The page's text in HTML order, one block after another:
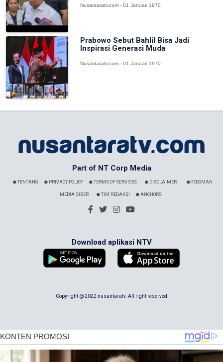
Nusantaratv.com - 01 Januari 1970
Prabowo Sebut Bahlil Bisa Jadi
Inspirasi Generasi Muda
Nusantaratv.com - 01 Januari 1970
Part of NT Corp Media
TENTANG PRIVACY POLICY TERMS OF SERVICES DISCLAIMER PEDOMAN
MEDIA SIBER TIM REDAKSI ANCHORS
Download aplikasi NTV
Copyright @ 2022 nusantaratv. All right reserved